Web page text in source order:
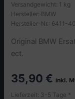
Versandgewicht: 1 kg
Hersteller: BMW
Hersteller-Nr.: 6411-
Original BMW
ect.
35,90 € inkl.
Lieferzeit: 3-5 Tage *